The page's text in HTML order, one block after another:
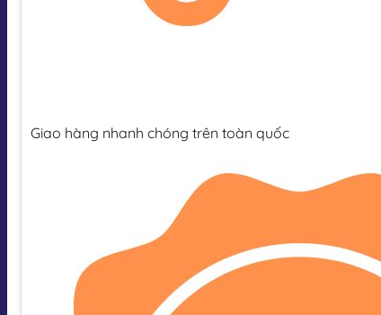
Giao hàng nhanh chóng trên toàn quốc